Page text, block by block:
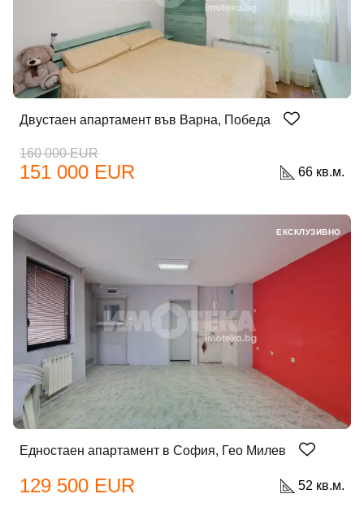
Двустаен апартамент във Варна, Победа
160 000 EUR
151 000 EUR 66 кв.м.
Едностаен апартамент в София, Гео Милев
129 500 EUR 52 кв.м.
ЕКСКЛУЗИВНО